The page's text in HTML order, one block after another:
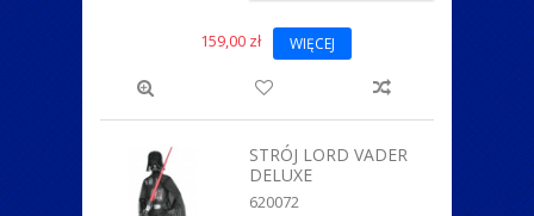
159,00 zł WIĘCEJ
STRÓJ LORD VADER
DELUXE
620072